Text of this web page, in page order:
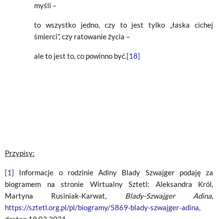
myśli –
to wszystko jedno, czy to jest tylko „łaska cichej
śmierci”, czy ratowanie życia –
ale to jest to, co powinno być.[18]
Przypisy:
[1] Informacje o rodzinie Adiny Blady Szwajger podaję za
biogramem na stronie Wirtualny Sztetl: Aleksandra Król,
Martyna Rusiniak-Karwat, Blady-Szwajger Adina,
https://sztetl.org.pl/pl/biogramy/5869-blady-szwajger-adina,